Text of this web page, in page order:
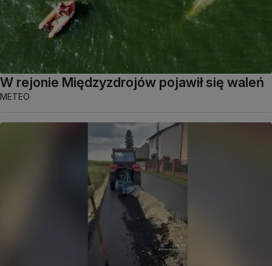
W rejonie Międzyzdrojów pojawił się waleń
METEO